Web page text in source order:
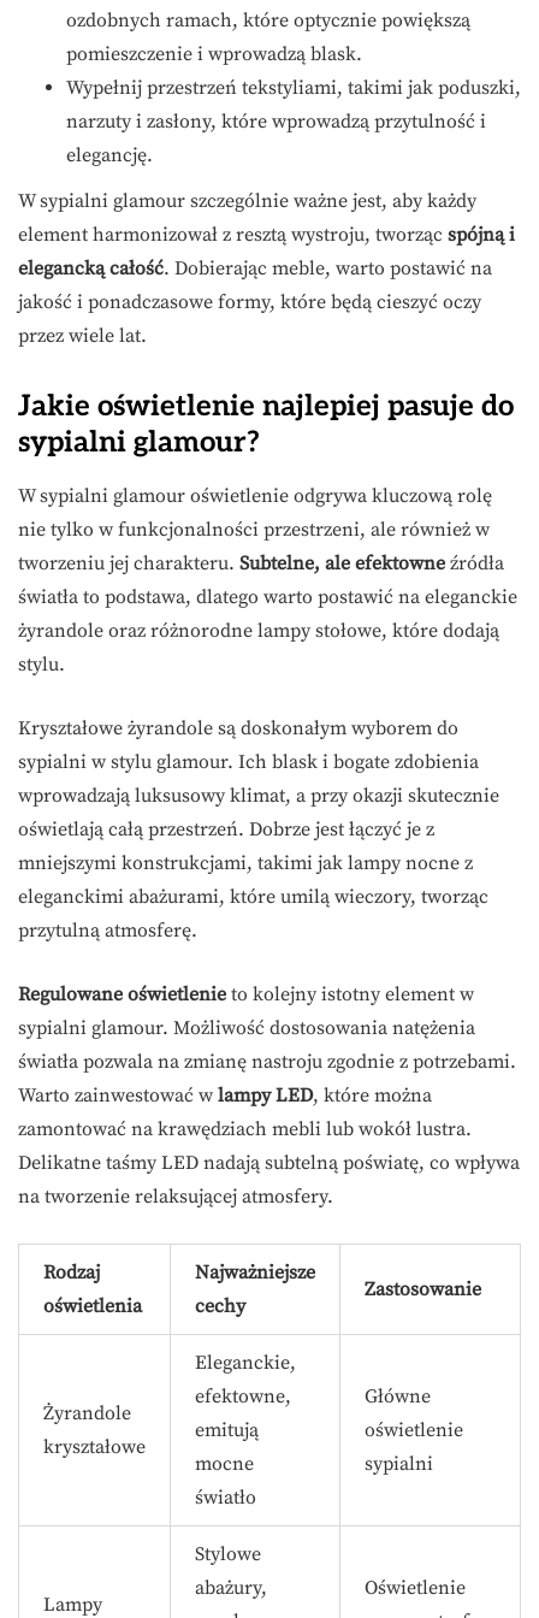
ozdobnych ramach, które optycznie powiększą
pomieszczenie i wprowadzą blask.
Wypełnij przestrzeń tekstyliami, takimi jak poduszki,
narzuty i zasłony, które wprowadzą przytulność i
elegancję.
W sypialni glamour szczególnie ważne jest, aby każdy
element harmonizował z resztą wystroju, tworząc spójną i
elegancką całość. Dobierając meble, warto postawić na
jakość i ponadczasowe formy, które będą cieszyć oczy
przez wiele lat.
Jakie oświetlenie najlepiej pasuje do
sypialni glamour?
W sypialni glamour oświetlenie odgrywa kluczową rolę
nie tylko w funkcjonalności przestrzeni, ale również w
tworzeniu jej charakteru. Subtelne, ale efektowne źródła
światła to podstawa, dlatego warto postawić na eleganckie
żyrandole oraz różnorodne lampy stołowe, które dodają
stylu.
Kryształowe żyrandole są doskonałym wyborem do
sypialni w stylu glamour. Ich blask i bogate zdobienia
wprowadzają luksusowy klimat, a przy okazji skutecznie
oświetlają całą przestrzeń. Dobrze jest łączyć je z
mniejszymi konstrukcjami, takimi jak lampy nocne z
eleganckimi abażurami, które umilą wieczory, tworząc
przytulną atmosferę.
Regulowane oświetlenie to kolejny istotny element w
sypialni glamour. Możliwość dostosowania natężenia
światła pozwala na zmianę nastroju zgodnie z potrzebami.
Warto zainwestować w lampy LED, które można
zamontować na krawędziach mebli lub wokół lustra.
Delikatne taśmy LED nadają subtelną poświatę, co wpływa
na tworzenie relaksującej atmosfery.
Rodzaj
oświetlenia
Najważniejsze
cechy
Zastosowanie
Żyrandole
kryształowe
Eleganckie,
efektowne,
emitują
mocne
światło
Główne
oświetlenie
sypialni
Lampy
Stylowe
abażury,
Oświetlenie